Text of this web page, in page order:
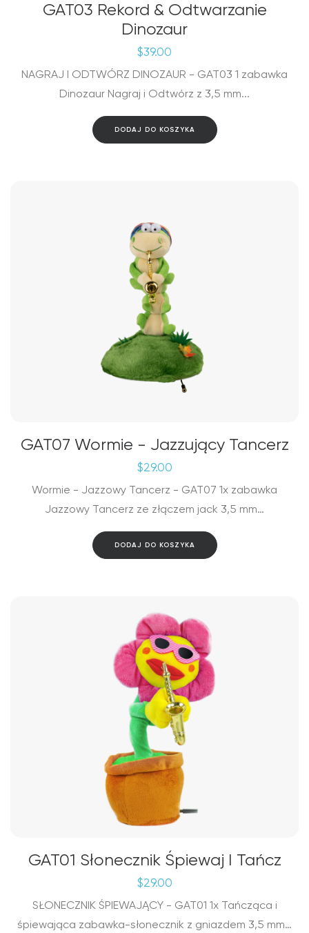
GAT03 Rekord & Odtwarzanie
Dinozaur
$39.00
NAGRAJ I ODTWÓRZ DINOZAUR - GAT03 1 zabawka
Dinozaur Nagraj i Odtwórz z 3,5 mm...
DODAJ DO KOSZYKA
GAT07 Wormie - Jazzujący Tancerz
$29.00
Wormie - Jazzowy Tancerz - GAT07 1x zabawka
Jazzowy Tancerz ze złączem jack 3,5 mm…
DODAJ DO KOSZYKA
GAT01 Słonecznik Śpiewaj I Tańcz
$29.00
SŁONECZNIK ŚPIEWAJĄCY - GAT01 1x Tańcząca i
śpiewająca zabawka-słonecznik z gniazdem 3,5 mm…